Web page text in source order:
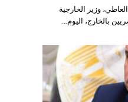
وزير الخارجية
بالخارج، اليوم…